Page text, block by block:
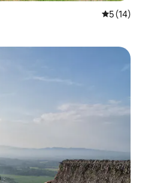
Средна
5 (14)